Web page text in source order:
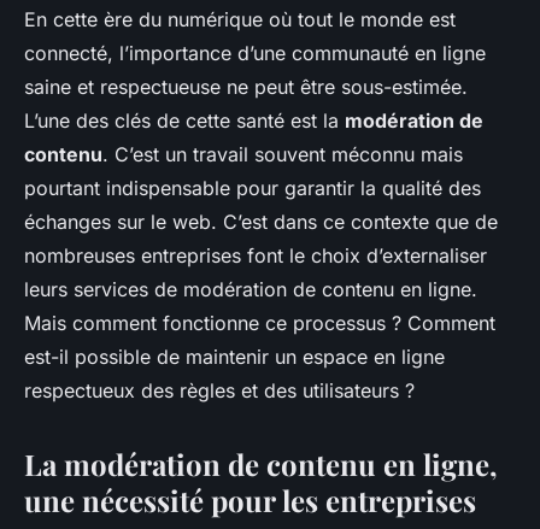
Externalisation des services de
modération de contenu en
ligne : Maintenir une
communauté en ligne saine
Victor•27 décembre 2023 •6 min de lecture
En cette ère du numérique où tout le monde est
connecté, l’importance d’une communauté en ligne
saine et respectueuse ne peut être sous-estimée.
L’une des clés de cette santé est la modération de
contenu. C’est un travail souvent méconnu mais
pourtant indispensable pour garantir la qualité des
échanges sur le web. C’est dans ce contexte que de
nombreuses entreprises font le choix d’externaliser
leurs services de modération de contenu en ligne.
Mais comment fonctionne ce processus ? Comment
est-il possible de maintenir un espace en ligne
respectueux des règles et des utilisateurs ?
La modération de contenu en ligne,
une nécessité pour les entreprises